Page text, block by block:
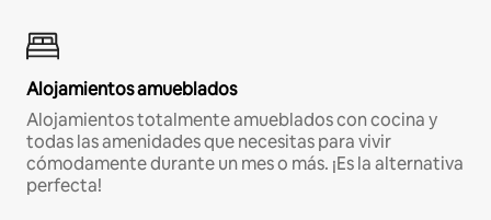
Alojamientos amueblados
Alojamientos totalmente amueblados con cocina y
todas las amenidades que necesitas para vivir
cómodamente durante un mes o más. ¡Es la alternativa
perfecta!